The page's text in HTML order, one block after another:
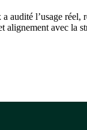
l’usage
alignement avec la